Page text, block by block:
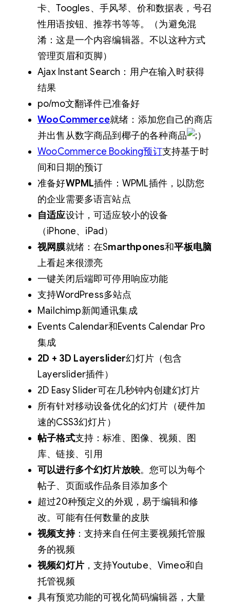
卡、Toogles、手风琴、价和数据表，号召
性用语按钮、推荐书等等。（为避免混
淆：这是一个内容编辑器。不以这种方式
管理页眉和页脚）
Ajax Instant Search：用户在输入时获得
结果
po/mo文翻译件已准备好
WooCommerce就绪：添加您自己的商店
并出售从数字商品到椰子的各种商品
WooCommerce Booking预订支持基于时
间和日期的预订
准备好WPML插件：WPML插件，以防您
的企业需要多语言站点
自适应设计，可适应较小的设备
（iPhone、iPad）
视网膜就绪：在Smarthpones和平板电脑
上看起来很漂亮
一键关闭后端即可停用响应功能
支持WordPress多站点
Mailchimp新闻通讯集成
Events Calendar和Events Calendar Pro
集成
2D + 3D Layerslider幻灯片（包含
Layerslider插件）
2D Easy Slider可在几秒钟内创建幻灯片
所有针对移动设备优化的幻灯片（硬件加
速的CSS3幻灯片）
帖子格式支持：标准、图像、视频、图
库、链接、引用
可以进行多个幻灯片放映。您可以为每个
帖子、页面或作品条目添加多个
超过20种预定义的外观，易于编辑和修
改。可能有任何数量的皮肤
视频支持：支持来自任何主要视频托管服
务的视频
视频幻灯片，支持Youtube、Vimeo和自
托管视频
具有预览功能的可视化简码编辑器，大量